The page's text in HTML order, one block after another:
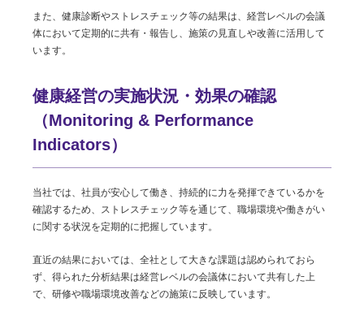
また、健康診断やストレスチェック等の結果は、経営レベルの会議
体において定期的に共有・報告し、施策の見直しや改善に活用して
います。
健康経営の実施状況・効果の確認
（Monitoring & Performance
Indicators）
当社では、社員が安心して働き、持続的に力を発揮できているかを
確認するため、ストレスチェック等を通じて、職場環境や働きがい
に関する状況を定期的に把握しています。
直近の結果においては、全社として大きな課題は認められておら
ず、得られた分析結果は経営レベルの会議体において共有した上
で、研修や職場環境改善などの施策に反映しています。